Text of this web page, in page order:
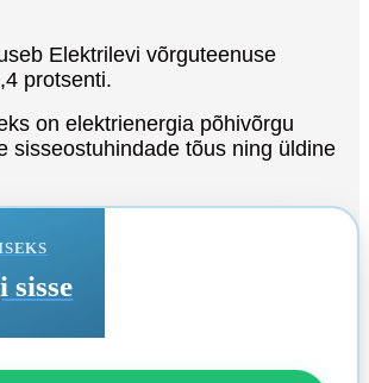
Elektrilevi võrguteenuse
protsenti.
on elektrienergia põhivõrgu
sisseostuhindade tõus ning üldine
sisse